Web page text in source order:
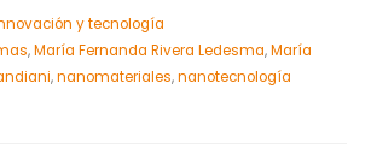
y tecnología
,María Fernanda Rivera Ledesma,María
,nanomateriales,nanotecnología